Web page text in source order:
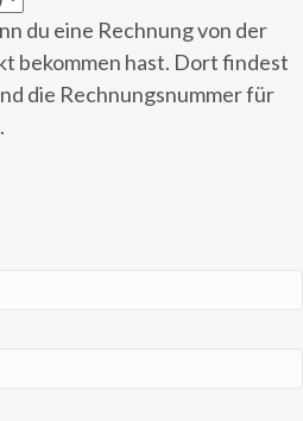
du eine Rechnung von der
bekommen hast. Dort findest
die Rechnungsnummer für